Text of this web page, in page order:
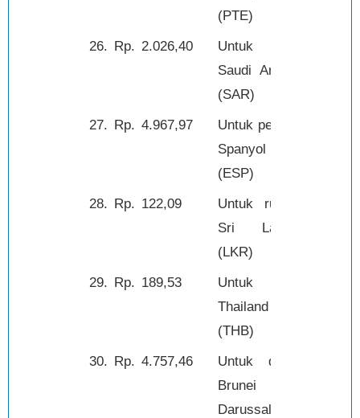
(PTE)
26. Rp. 2.026,40
Untuk riyal
Saudi Arabia
(SAR)
27. Rp. 4.967,97
Untuk peseta
Spanyol
(ESP)
28. Rp. 122,09
Untuk rupee
Sri Lanka
(LKR)
29. Rp. 189,53
Untuk baht
Thailand
(THB)
30. Rp. 4.757,46
Untuk dolar
Brunei
Darussalam